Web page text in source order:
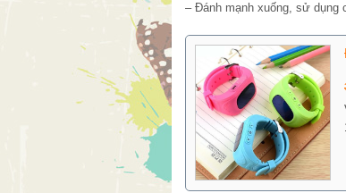
– Đánh mạnh xuống, sử dụng